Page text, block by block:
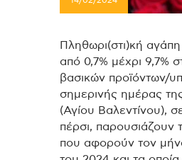
Πληθωρι(στι)κή
από 0,7% μέχρι 9,7%
βασικών προϊόντων/
σημερινής ημέρας
(Αγίου Βαλεντίνου),
πέρσι, παρουσιάζουν
που αφορούν τον